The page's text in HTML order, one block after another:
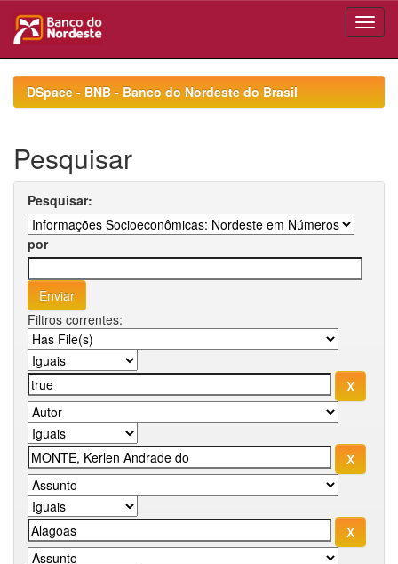
navigationDSpace - BNB - Banco do Nordeste do Brasil
Pesquisar
Pesquisar:
por
Filtros correntes: